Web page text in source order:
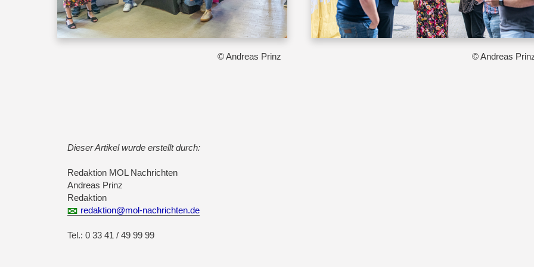
© Andreas Prinz © Andreas
Dieser Artikel wurde erstellt durch:
Redaktion MOL Nachrichten
Andreas Prinz
Redaktion
redaktion@mol-nachrichten.de
Tel.: 0 33 41 / 49 99 99